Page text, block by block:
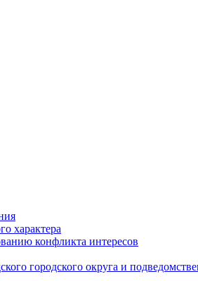
характера
конфликта интересов
городского округа и